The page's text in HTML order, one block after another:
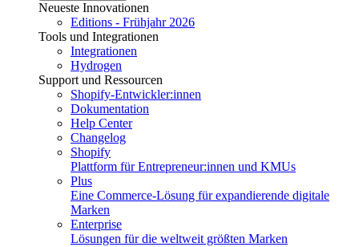
Neueste Innovationen
Editions - Frühjahr 2026
Tools und Integrationen
Integrationen
Hydrogen
Support und Ressourcen
Shopify-Entwickler:innen
Dokumentation
Help Center
Changelog
Shopify
Plattform für Entrepreneur:innen und KMUs
Plus
Eine Commerce-Lösung für expandierende digitale
Marken
Enterprise
Lösungen für die weltweit größten Marken